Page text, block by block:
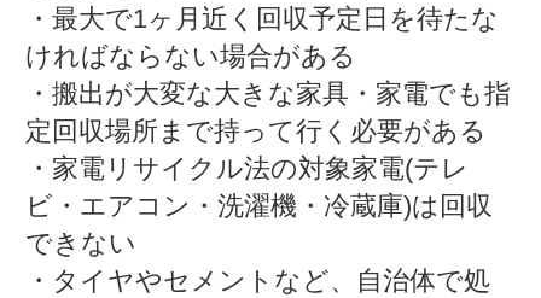
・最大で1ヶ月近く回収予定日を待たな
ければならない場合がある
・搬出が大変な大きな家具・家電でも指
定回収場所まで持って行く必要がある
・家電リサイクル法の対象家電(テレ
ビ・エアコン・洗濯機・冷蔵庫)は回収
できない
・タイヤやセメントなど、自治体で処